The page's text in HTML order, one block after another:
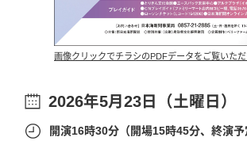
画像クリックでチラシのPDFデータをご覧いただ
2026年5月23日（土曜日）
開演16時30分（開場15時45分、終演予